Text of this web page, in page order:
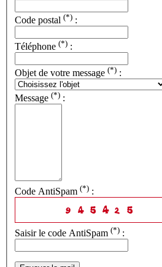
Code postal (*) :
Téléphone (*) :
Objet de votre message (*) :
Message (*) :
Code AntiSpam (*) :
Saisir le code AntiSpam (*) :